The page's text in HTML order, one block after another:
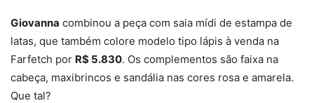
Giovanna combinou a peça com saia mídi de estampa de
latas, que também colore modelo tipo lápis à venda na
Farfetch por R$ 5.830. Os complementos são faixa na
cabeça, maxibrincos e sandália nas cores rosa e amarela.
Que tal?